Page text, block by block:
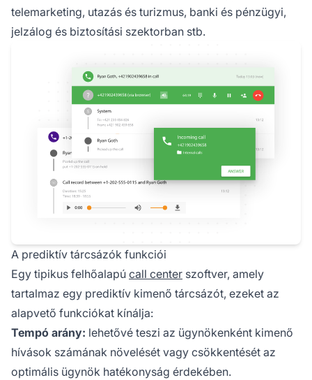
telemarketing, utazás és turizmus, banki és pénzügyi,
jelzálog és biztosítási szektorban stb.
A prediktív tárcsázók funkciói
Egy tipikus felhőalapú call center szoftver, amely
tartalmaz egy prediktív kimenő tárcsázót, ezeket az
alapvető funkciókat kínálja:
Tempó arány: lehetővé teszi az ügynökenként kimenő
hívások számának növelését vagy csökkentését az
optimális ügynök hatékonyság érdekében.